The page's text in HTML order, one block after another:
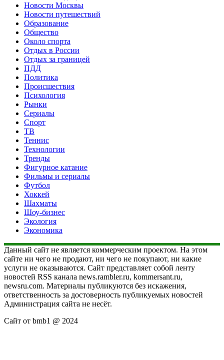
Новости Москвы
Новости путешествий
Образование
Общество
Около спорта
Отдых в России
Отдых за границей
ПДД
Политика
Происшествия
Психология
Рынки
Сериалы
Спорт
ТВ
Теннис
Технологии
Тренды
Фигурное катание
Фильмы и сериалы
Футбол
Хоккей
Шахматы
Шоу-бизнес
Экология
Экономика
Данный сайт не является коммерческим проектом. На этом
сайте ни чего не продают, ни чего не покупают, ни какие
услуги не оказываются. Сайт представляет собой ленту
новостей RSS канала news.rambler.ru, kommersant.ru,
newsru.com. Материалы публикуются без искажения,
ответственность за достоверность публикуемых новостей
Администрация сайта не несёт.
Сайт от bmb1 @ 2024